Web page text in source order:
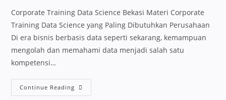
Corporate Training Data Science Bekasi Materi Corporate
Training Data Science yang Paling Dibutuhkan Perusahaan
Di era bisnis berbasis data seperti sekarang, kemampuan
mengolah dan memahami data menjadi salah satu
kompetensi…
Continue Reading